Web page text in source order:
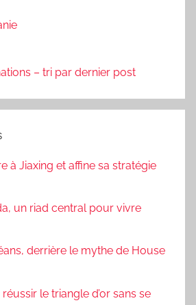
– tri par dernier post
à Jiaxing et affine sa stratégie
un riad central pour vivre
derrière le mythe de House
le triangle d’or sans se